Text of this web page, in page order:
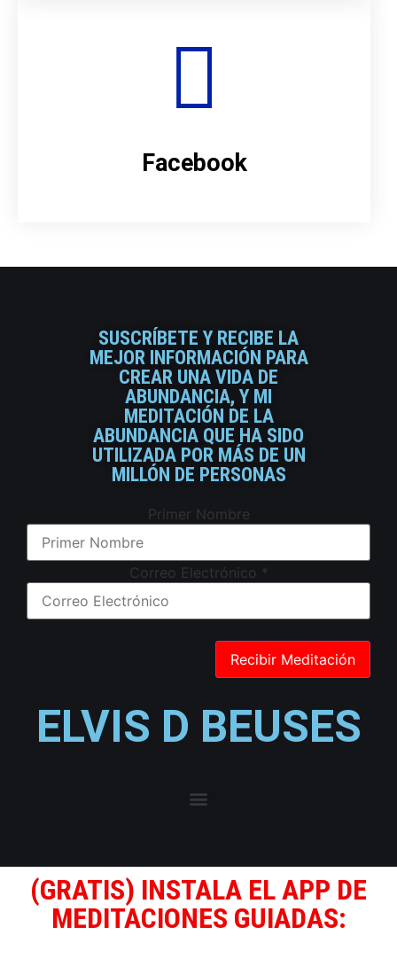
Facebook
SUSCRÍBETE Y RECIBE LA
MEJOR INFORMACIÓN PARA
CREAR UNA VIDA DE
ABUNDANCIA, Y MI
MEDITACIÓN DE LA
ABUNDANCIA QUE HA SIDO
UTILIZADA POR MÁS DE UN
MILLÓN DE PERSONAS
Primer Nombre
Correo Electrónico *
ELVIS D BEUSES
(GRATIS) INSTALA EL APP DE
MEDITACIONES GUIADAS: